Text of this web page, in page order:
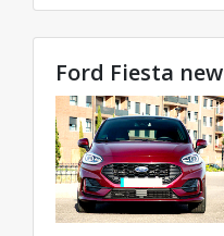
Ford Fiesta new